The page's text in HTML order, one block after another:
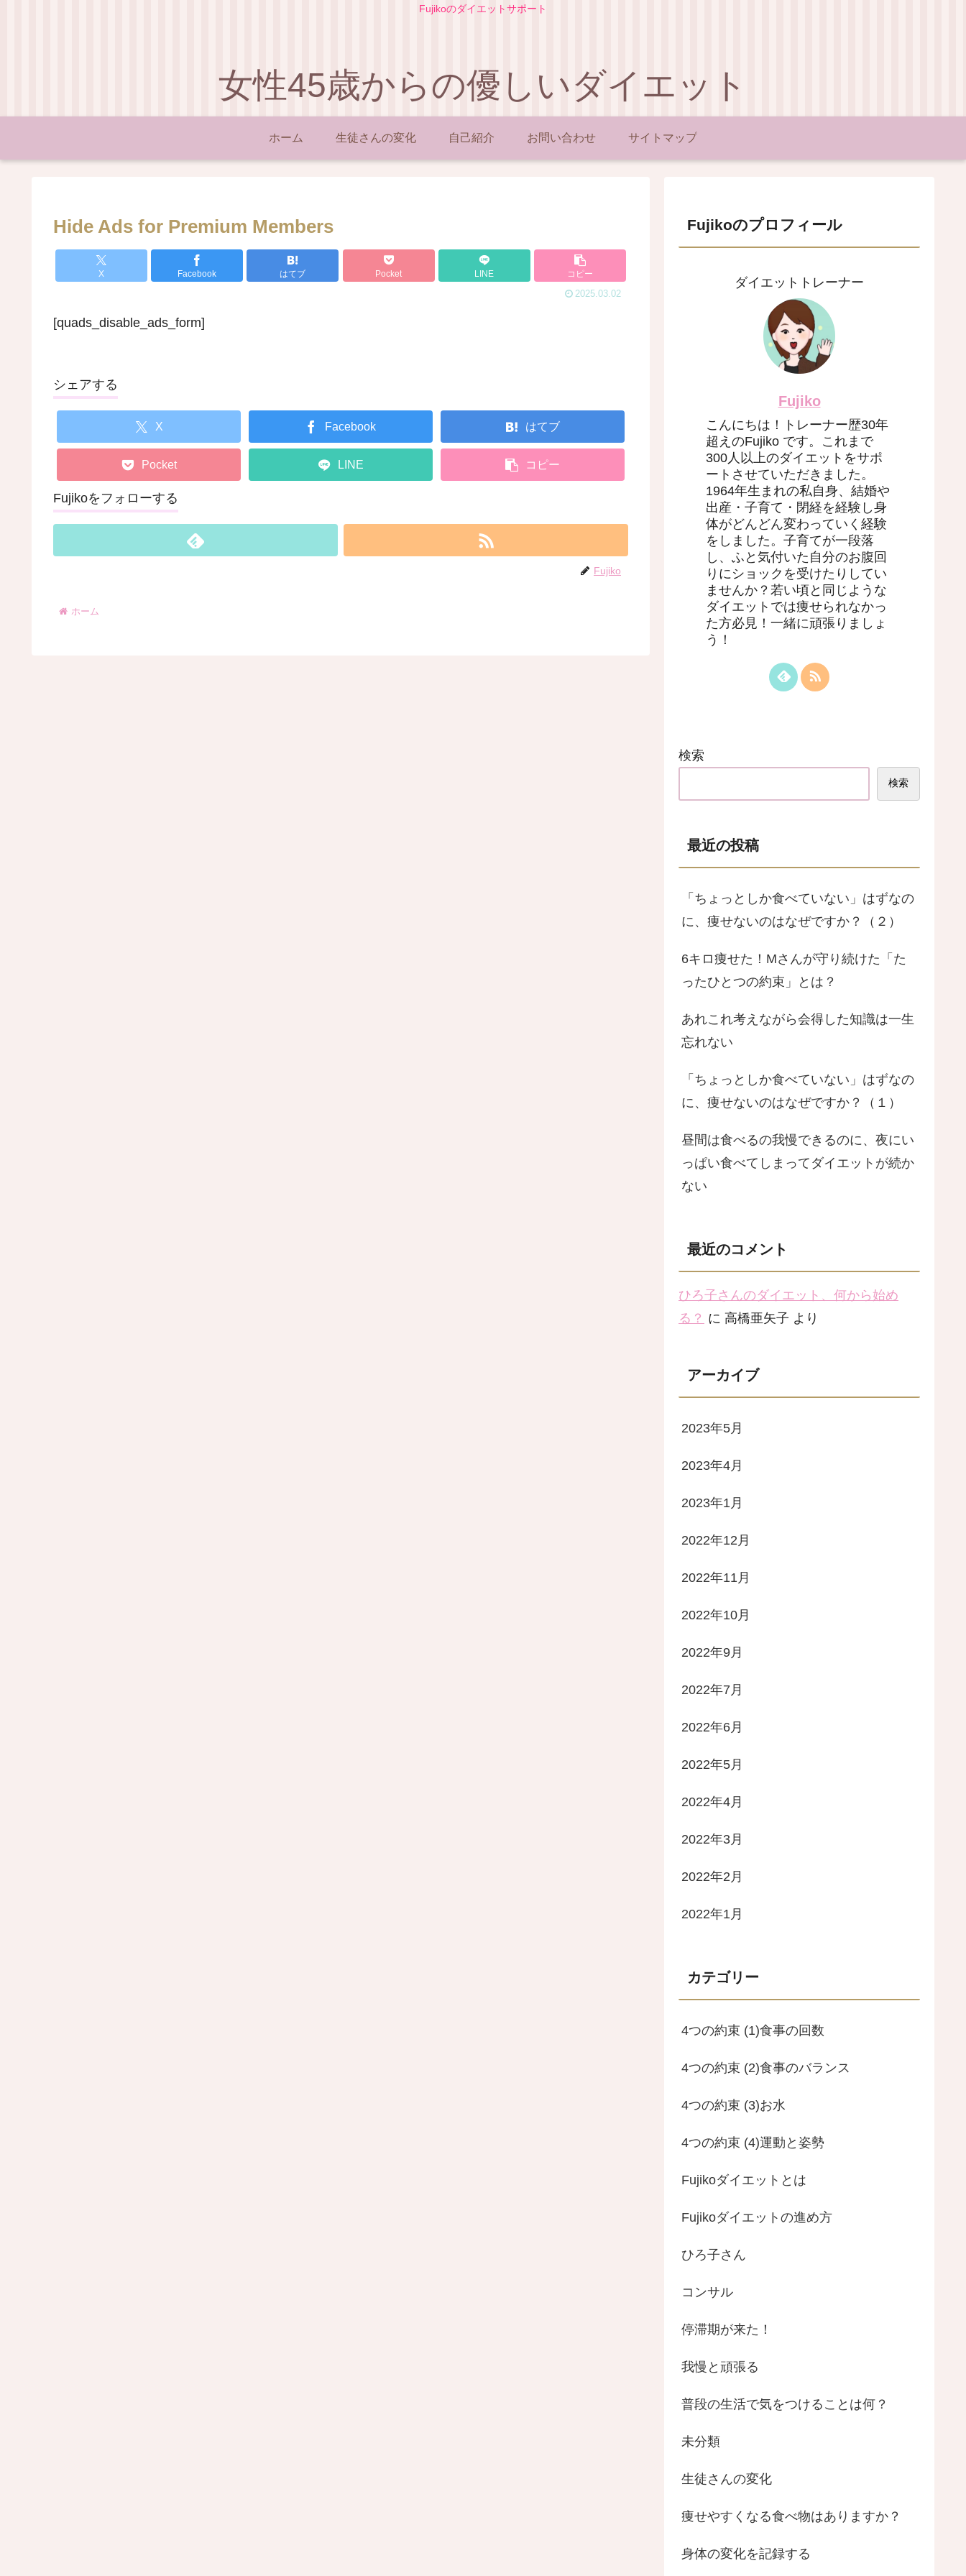
Fujikoのダイエットサポート
女性45歳からの優しいダイエット
ホーム 生徒さんの変化 自己紹介 お問い合わせ サイトマップ
Hide Ads for Premium Members
X Facebook はてブ Pocket LINE コピー
2025.03.02
[quads_disable_ads_form]
シェアする
X Facebook はてブ
Pocket LINE コピー
Fujikoをフォローする
Fujiko
ホーム
Fujikoのプロフィール
ダイエットトレーナー
Fujiko
こんにちは！トレーナー歴30年
超えのFujiko です。これまで
300人以上のダイエットをサポ
ートさせていただきました。
1964年生まれの私自身、結婚や
出産・子育て・閉経を経験し身
体がどんどん変わっていく経験
をしました。子育てが一段落
し、ふと気付いた自分のお腹回
りにショックを受けたりしてい
ませんか？若い頃と同じような
ダイエットでは痩せられなかっ
た方必見！一緒に頑張りましょ
う！
検索
検索
最近の投稿
「ちょっとしか食べていない」はずなの
に、痩せないのはなぜですか？（２）
6キロ痩せた！Mさんが守り続けた「た
ったひとつの約束」とは？
あれこれ考えながら会得した知識は一生
忘れない
「ちょっとしか食べていない」はずなの
に、痩せないのはなぜですか？（１）
昼間は食べるの我慢できるのに、夜にい
っぱい食べてしまってダイエットが続か
ない
最近のコメント
ひろ子さんのダイエット、何から始め
る？ に 高橋亜矢子 より
アーカイブ
2023年5月
2023年4月
2023年1月
2022年12月
2022年11月
2022年10月
2022年9月
2022年7月
2022年6月
2022年5月
2022年4月
2022年3月
2022年2月
2022年1月
カテゴリー
4つの約束 (1)食事の回数
4つの約束 (2)食事のバランス
4つの約束 (3)お水
4つの約束 (4)運動と姿勢
Fujikoダイエットとは
Fujikoダイエットの進め方
ひろ子さん
コンサル
停滞期が来た！
我慢と頑張る
普段の生活で気をつけることは何？
未分類
生徒さんの変化
痩せやすくなる食べ物はありますか？
身体の変化を記録する